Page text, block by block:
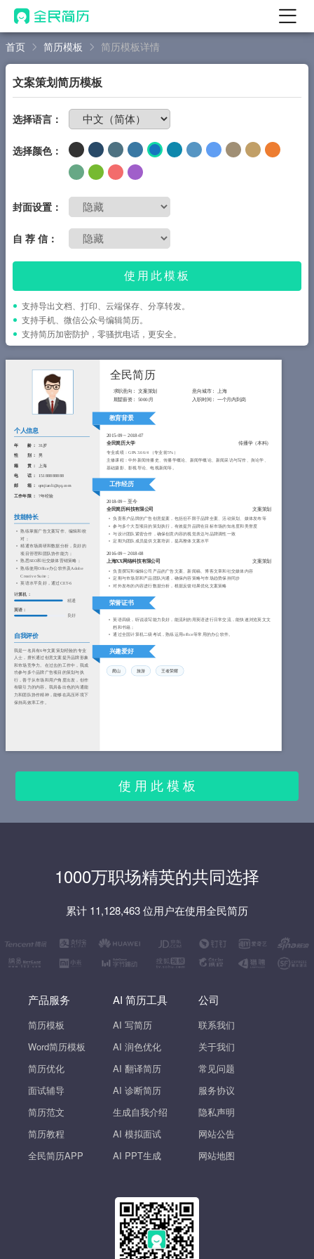
首页
AI 简历工具
AI 优化简历
AI 翻译简历
AI 诊断简历
AI 模拟面试
面试自我介绍
简历教程
登录 / 注册
首页 简历模板 简历模板详情
文案策划简历模板
选择语言：
选择颜色：
封面设置：
自 荐 信：
使用此模板
支持导出文档、打印、云端保存、分享转发。
支持手机、微信公众号编辑简历。
支持简历加密防护，零骚扰电话，更安全。
个人信息
年 龄 ：
31岁
性 别 ：
男
籍 贯 ：
上海
电 话 ： 15188888888
邮 箱 ：
qmjianli@qq.com
工作年限 ：
7年经验
技能特长
熟练掌握广告文案写作、编辑和校
对；
精通市场调研和数据分析，良好的
项目管理和团队协作能力；
熟悉SEO和社交媒体营销策略；
熟练使用Office办公软件及Adobe
Creative Suite；
英语水平良好，通过CET-6
计算机：
精通
英语：
良好
自我评价
我是一名具有6年文案策划经验的专业
人士，擅长通过创意文案提升品牌形象
和市场竞争力。在过去的工作中，我成
功参与多个品牌广告项目的策划与执
行，善于从市场和用户角度出发，创作
有吸引力的内容。我具备出色的沟通能
力和团队协作精神，能够在高压环境下
保持高效率工作。
全民简历
求职意向：文案策划 意向城市： 上海
期望薪资：5000/月 入职时间： 一个月内到岗
教育背景
2015-09~ 2018-07
全民简历大学
传播学（本科）
专业成绩：GPA 3.66/4 （专业前5%）
主修课程：中外新闻传播史、传播学概论、新闻学概论、新闻采访与写作、舆论学、
基础摄影、影视导论、电视新闻等。
工作经历
2018-09~ 至今
全民简历科技有限公司 文案策划
负责客户品牌的广告创意提案，包括但不限于品牌全案、活动策划、媒体发布等
参与多个大型项目的策划执行，有效提升品牌在目标市场的知名度和美誉度
与设计团队紧密合作，确保创意内容的视觉表达与品牌调性一致
定期为团队成员提供文案培训，提高整体文案水平
2016-09~ 2018-08
上海XX网络科技有限公司
文案策划
负责撰写和编辑公司产品的广告文案、新闻稿、博客文章和社交媒体内容
定期与市场部和产品团队沟通，确保内容策略与市场趋势保持同步
对外发布的内容进行数据分析，根据反馈结果优化文案策略
荣誉证书
英语四级，听说读写能力良好，能流利的用英语进行日常交流，能快速浏览英文文
档和书籍；
通过全国计算机二级考试，熟练运用office等常用的办公软件。
兴趣爱好
爬山 旅游 王者荣耀
使 用 此 模 板
1000万职场精英的共同选择
累计 11,128,463 位用户在使用全民简历
产品服务
简历模板
Word简历模板
简历优化
面试辅导
简历范文
简历教程
全民简历APP
AI 简历工具
AI 写简历
AI 润色优化
AI 翻译简历
AI 诊断简历
生成自我介绍
AI 模拟面试
AI PPT生成
公司
联系我们
关于我们
常见问题
服务协议
隐私声明
网站公告
网站地图